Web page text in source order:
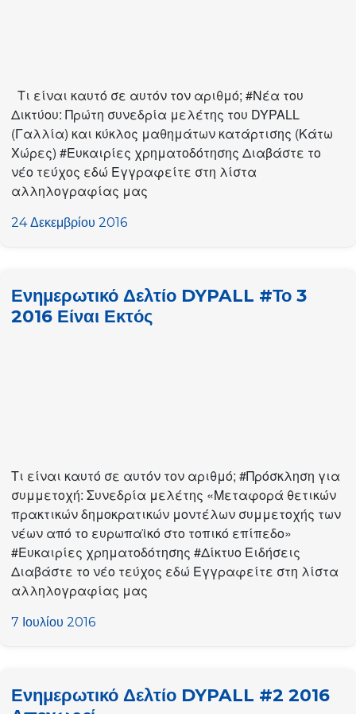
Τι είναι καυτό σε αυτόν τον αριθμό; #Νέα του
Δικτύου: Πρώτη συνεδρία μελέτης του DYPALL
(Γαλλία) και κύκλος μαθημάτων κατάρτισης (Κάτω
Χώρες) #Ευκαιρίες χρηματοδότησης Διαβάστε το
νέο τεύχος εδώ Εγγραφείτε στη λίστα
αλληλογραφίας μας
24 Δεκεμβρίου 2016
Ενημερωτικό Δελτίο DYPALL #Το 3
2016 Είναι Εκτός
Τι είναι καυτό σε αυτόν τον αριθμό; #Πρόσκληση για
συμμετοχή: Συνεδρία μελέτης «Μεταφορά θετικών
πρακτικών δημοκρατικών μοντέλων συμμετοχής των
νέων από το ευρωπαϊκό στο τοπικό επίπεδο»
#Ευκαιρίες χρηματοδότησης #Δίκτυο Ειδήσεις
Διαβάστε το νέο τεύχος εδώ Εγγραφείτε στη λίστα
αλληλογραφίας μας
7 Ιουλίου 2016
Ενημερωτικό Δελτίο DYPALL #2 2016